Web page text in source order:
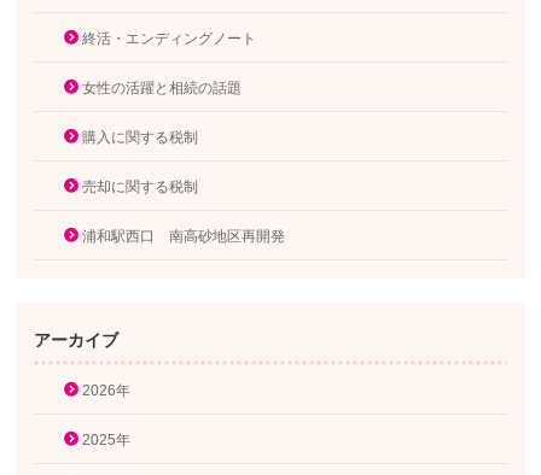
終活・エンディングノート
女性の活躍と相続の話題
購入に関する税制
売却に関する税制
浦和駅西口 南高砂地区再開発
アーカイブ
2026年
2025年